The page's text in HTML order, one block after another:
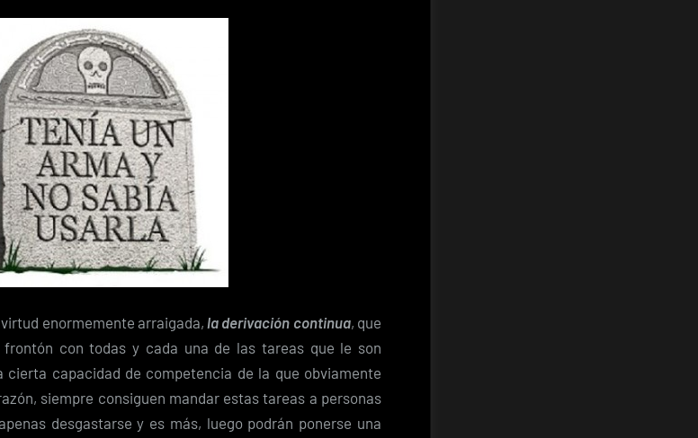
enormemente arraigada, la derivación continua, que
con todas y cada una de las tareas que le son
cierta capacidad de competencia de la que obviamente
siempre consiguen mandar estas tareas a personas
desgastarse y es más, luego podrán ponerse una